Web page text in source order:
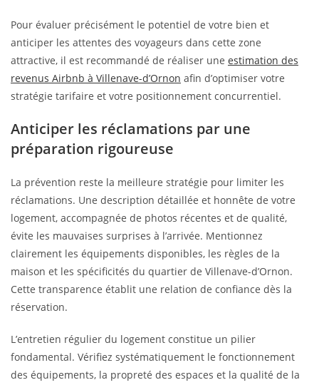
Pour évaluer précisément le potentiel de votre bien et
anticiper les attentes des voyageurs dans cette zone
attractive, il est recommandé de réaliser une estimation des
revenus Airbnb à Villenave-d’Ornon afin d’optimiser votre
stratégie tarifaire et votre positionnement concurrentiel.
Anticiper les réclamations par une
préparation rigoureuse
La prévention reste la meilleure stratégie pour limiter les
réclamations. Une description détaillée et honnête de votre
logement, accompagnée de photos récentes et de qualité,
évite les mauvaises surprises à l’arrivée. Mentionnez
clairement les équipements disponibles, les règles de la
maison et les spécificités du quartier de Villenave-d’Ornon.
Cette transparence établit une relation de confiance dès la
réservation.
L’entretien régulier du logement constitue un pilier
fondamental. Vérifiez systématiquement le fonctionnement
des équipements, la propreté des espaces et la qualité de la